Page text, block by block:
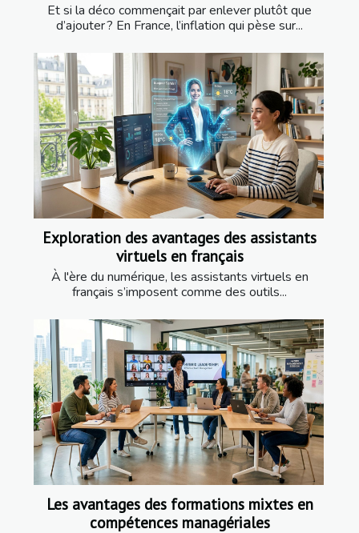
Et si la déco commençait par enlever plutôt que
d’ajouter ? En France, l’inflation qui pèse sur...
Exploration des avantages des assistants
virtuels en français
À l'ère du numérique, les assistants virtuels en
français s’imposent comme des outils...
Les avantages des formations mixtes en
compétences managériales